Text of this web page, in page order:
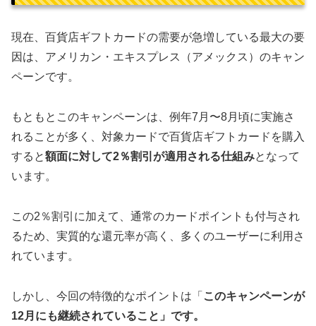
現在、百貨店ギフトカードの需要が急増している最大の要
因は、アメリカン・エキスプレス（アメックス）のキャン
ペーンです。
もともとこのキャンペーンは、例年7月〜8月頃に実施さ
れることが多く、対象カードで百貨店ギフトカードを購入
すると額面に対して2％割引が適用される仕組みとなって
います。
この2％割引に加えて、通常のカードポイントも付与され
るため、実質的な還元率が高く、多くのユーザーに利用さ
れています。
しかし、今回の特徴的なポイントは「 このキャンペーンが
12月にも継続されていること」です。